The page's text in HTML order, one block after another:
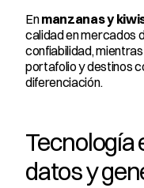
En manzanas y
calidad en mercados
confiabilidad, mientras
portafolio y destinos
diferenciación.
Tecnología
datos y